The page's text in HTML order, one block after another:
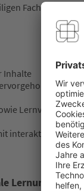
Fachgebiet
Inhalte
(rot
Lernvideos
interaktiven
Lernunterlage